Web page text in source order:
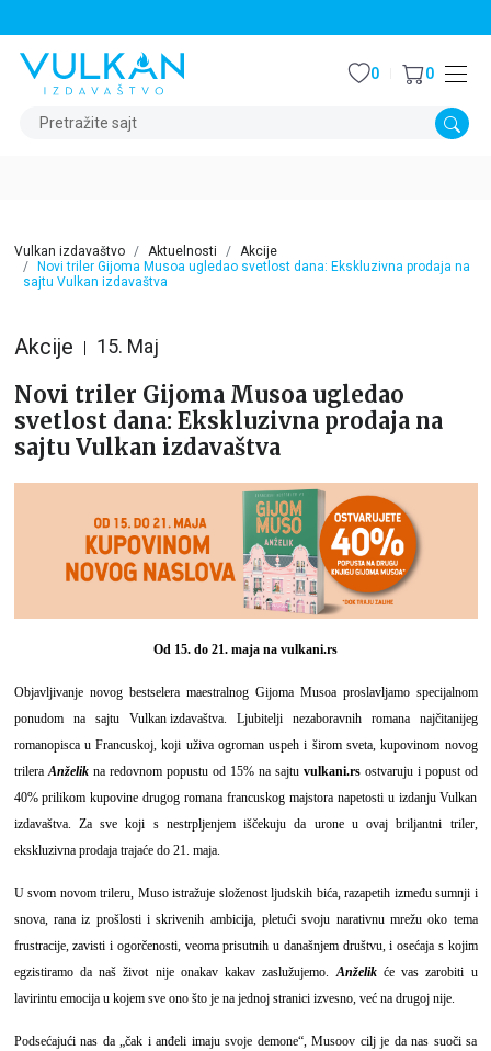
Pretražite sajt
0 0
Vulkan izdavaštvo Aktuelnosti
Akcije
Novi triler Gijoma Musoa ugledao svetlost dana: Ekskluzivna prodaja na
sajtu Vulkan izdavaštva
Akcije 15. Maj
Novi triler Gijoma Musoa ugledao
svetlost dana: Ekskluzivna prodaja na
sajtu Vulkan izdavaštva
Od 15. do 21. maja na vulkani.rs
Objavljivanje novog bestselera maestralnog Gijoma Musoa proslavljamo specijalnom
ponudom na sajtu Vulkan izdavaštva. Ljubitelji nezaboravnih romana najčitanijeg
romanopisca u Francuskoj, koji uživa ogroman uspeh i širom sveta, kupovinom novog
trileraAnželikna redovnom popustu od 15% na sajtu vulkani.rsostvaruju i popust od
40% prilikom kupovine drugog romana francuskog majstora napetosti u izdanju Vulkan
izdavaštva. Za sve koji s nestrpljenjem iščekuju da urone u ovaj briljantni triler,
ekskluzivna prodaja trajaće do 21. maja.
U svom novom trileru, Muso istražuje složenost ljudskih bića, razapetih između sumnji i
snova, rana iz prošlosti i skrivenih ambicija, pletući svoju narativnu mrežu oko tema
frustracije, zavisti i ogorčenosti, veoma prisutnih u današnjem društvu, i osećaja s kojim
egzistiramo da naš život nije onakav kakav zaslužujemo.Anželikće vas zarobiti u
lavirintu emocija u kojem sve ono što je na jednoj stranici izvesno, već na drugoj nije.
Podsećajući nas da „čak i anđeli imaju svoje demone“, Musoov cilj je da nas suoči sa